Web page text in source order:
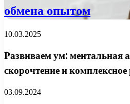
обмена опытом
10.03.2025
Развиваем ум: ментальная
скорочтение и комплексное
03.09.2024